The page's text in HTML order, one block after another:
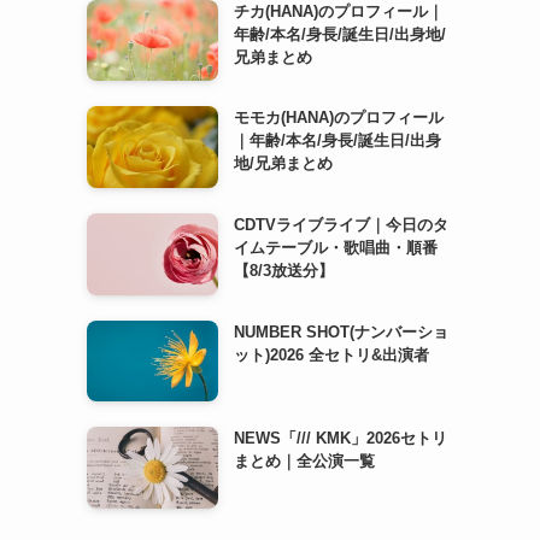
チカ(HANA)のプロフィール｜
年齢/本名/身長/誕生日/出身地/
兄弟まとめ
モモカ(HANA)のプロフィール
｜年齢/本名/身長/誕生日/出身
地/兄弟まとめ
CDTVライブライブ｜今日のタ
イムテーブル・歌唱曲・順番
【8/3放送分】
NUMBER SHOT(ナンバーショ
ット)2026 全セトリ&出演者
NEWS「/// KMK」2026セトリ
まとめ｜全公演一覧